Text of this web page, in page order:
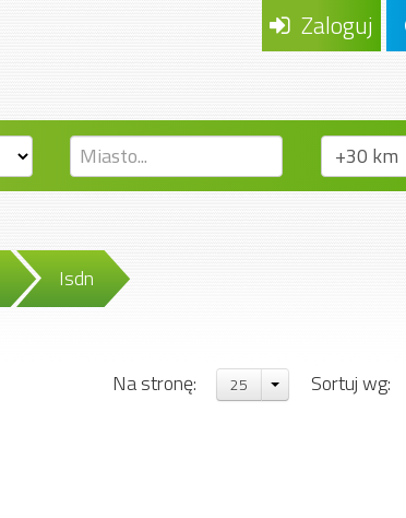
Zaloguj
Isdn
Sortuj wg:
Na stronę: 25